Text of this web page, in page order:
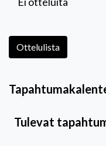
Ottelulista
Tulevat